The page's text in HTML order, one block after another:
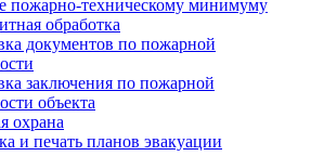
пожарно-техническому минимуму
обработка
документов по пожарной
заключения по пожарной
объекта
охрана
и печать планов эвакуации